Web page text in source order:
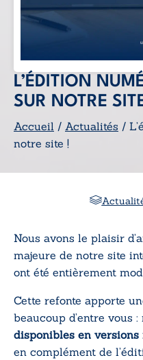
L’ÉDITION
SUR NOTRE
Accueil / Actualités /
notre site !
Nous avons le plaisir
majeure de notre site
ont été entièrement
Cette refonte apporte
beaucoup d’entre vous :
disponibles en versions
en complément de